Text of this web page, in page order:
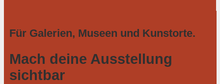
Für Galerien, Museen und Kunstorte.
Mach deine Ausstellung
sichtbar